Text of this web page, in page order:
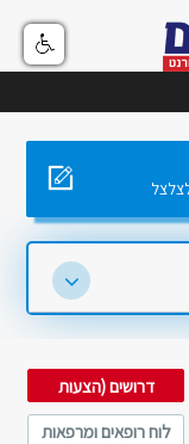
דרושים (הצעות
עבודה)
לוח רופאים ומרפאות